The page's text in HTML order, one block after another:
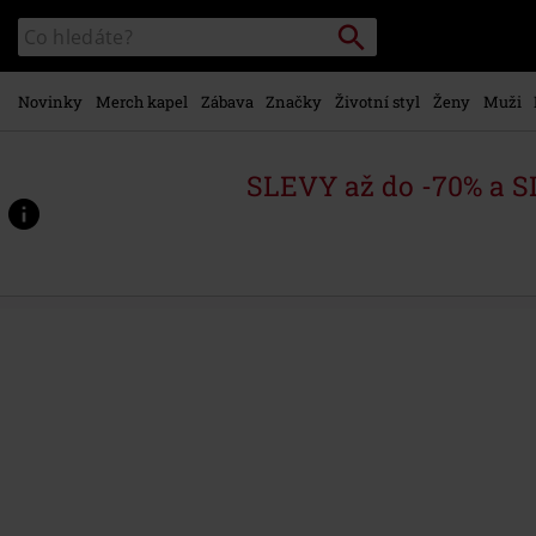
hlavnímu
obsahu
Katalog
vyhledávání
Vyhledávání
Novinky Merch kapel Zábava Značky Životní styl Ženy Muži
SLEVY až do -70% a